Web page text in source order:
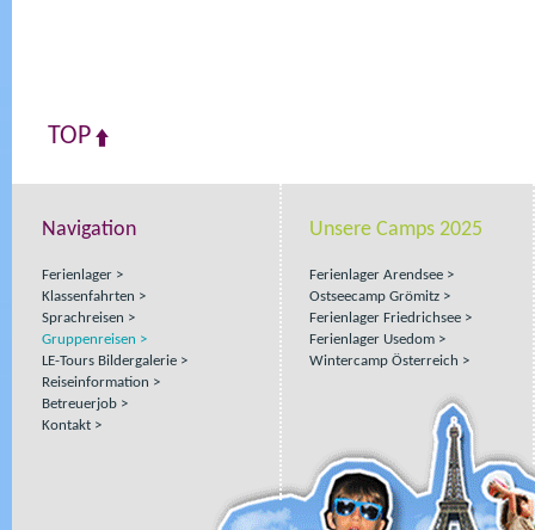
TOP
Navigation
Ferienlager
Klassenfahrten
Sprachreisen
Gruppenreisen
LE-Tours Bildergalerie
Reiseinformation
Betreuerjob
Kontakt
Unsere Camps 2025
Ferienlager Arendsee
Ostseecamp Grömitz
Ferienlager Friedrichsee
Ferienlager Usedom
Wintercamp Österreich